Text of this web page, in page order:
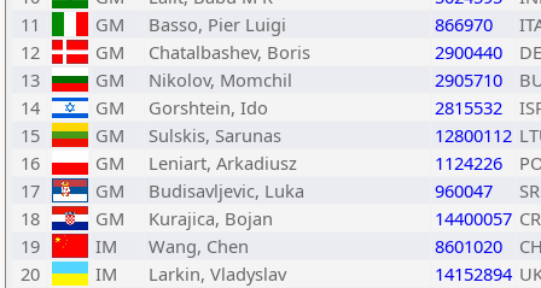
11
GM Basso, Pier Luigi 866970
12
GM Chatalbashev, Boris 2900440
13
GM Nikolov, Momchil 2905710
14
GM Gorshtein, Ido 2815532
15
GM Sulskis, Sarunas 12800112
16
GM Leniart, Arkadiusz 1124226
17
GM Budisavljevic, Luka 960047
18
GM Kurajica, Bojan 14400057
19
IM Wang, Chen 8601020
20
IM Larkin, Vladyslav 14152894